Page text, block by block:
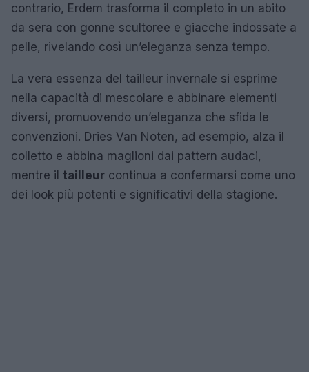
contrario, Erdem trasforma il completo in un abito
da sera con gonne scultoree e giacche indossate a
pelle, rivelando così un’eleganza senza tempo.
La vera essenza del tailleur invernale si esprime
nella capacità di mescolare e abbinare elementi
diversi, promuovendo un’eleganza che sfida le
convenzioni. Dries Van Noten, ad esempio, alza il
colletto e abbina maglioni dai pattern audaci,
mentre il tailleur continua a confermarsi come uno
dei look più potenti e significativi della stagione.